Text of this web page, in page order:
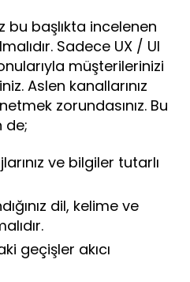
bu başlıkta incelenen
Sadece UX / UI
müşterilerinizi
Aslen kanallarınız
zorundasınız. Bu
de;
ve bilgiler tutarlı
dil, kelime ve
geçişler akıcı